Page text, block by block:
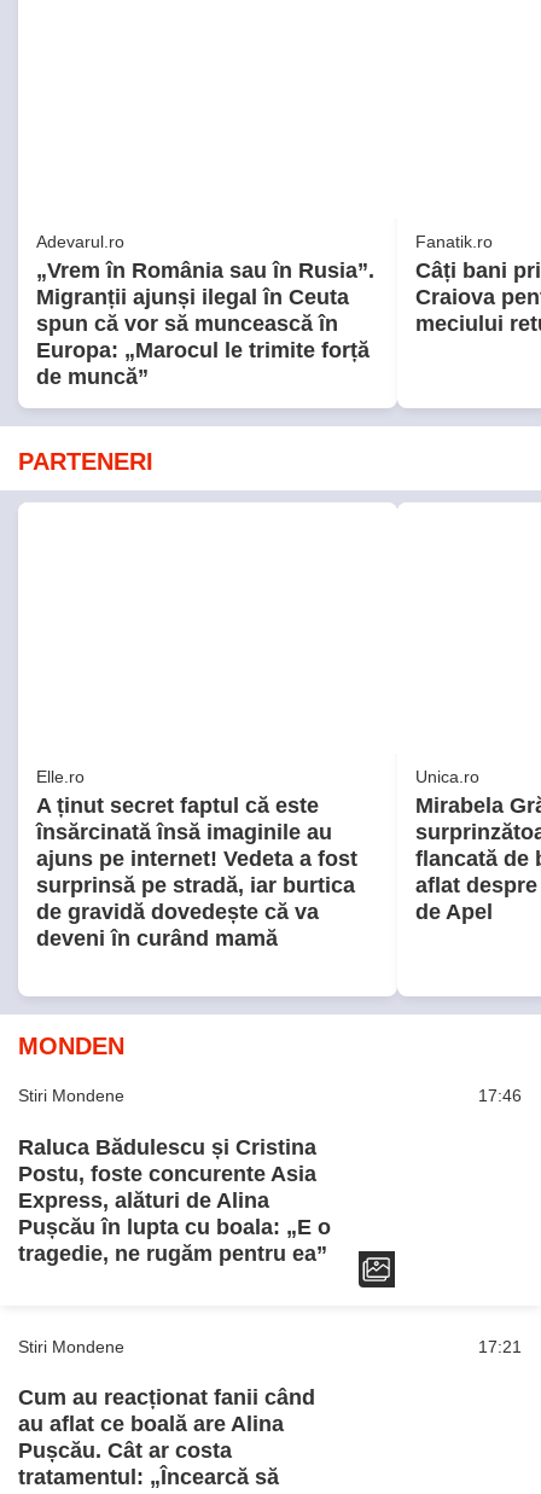
Adevarul.ro
„Vrem în România sau în Rusia”.
Migranții ajunși ilegal în Ceuta
spun că vor să muncească în
Europa: „Marocul le trimite forță
de muncă”
Fanatik.ro
Câți bani
Craiova
meciului
PARTENERI
Elle.ro
A ținut secret faptul că este
însărcinată însă imaginile au
ajuns pe internet! Vedeta a fost
surprinsă pe stradă, iar burtica
de gravidă dovedește că va
deveni în curând mamă
Unica.ro
Mirabela
flancată de
aflat
de Apel
MONDEN
Stiri Mondene 17:46
Raluca Bădulescu și Cristina
Postu, foste concurente Asia
Express, alături de Alina
Pușcău în lupta cu boala: „E o
tragedie, ne rugăm pentru ea”
Stiri Mondene 17:21
Cum au reacționat fanii când
au aflat ce boală are Alina
Pușcău. Cât ar costa
tratamentul: „Încearcă să